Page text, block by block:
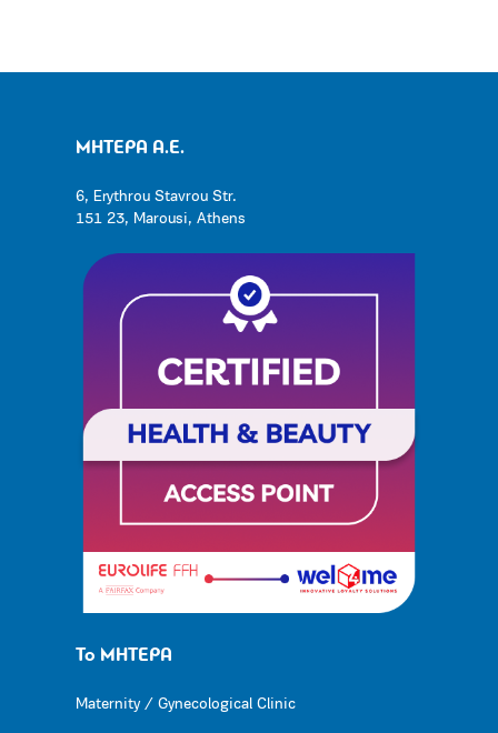
ΜΗΤΕΡΑ Α.Ε.
6, Erythrou Stavrou Str.
151 23, Marousi, Athens
Το ΜΗΤΕΡΑ
Maternity / Gynecological Clinic